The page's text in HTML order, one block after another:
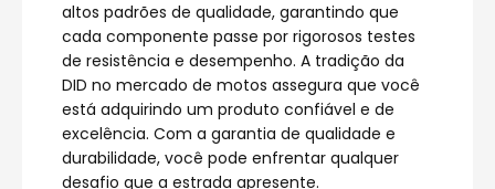
altos padrões de qualidade, garantindo que
cada componente passe por rigorosos testes
de resistência e desempenho. A tradição da
DID no mercado de motos assegura que você
está adquirindo um produto confiável e de
excelência. Com a garantia de qualidade e
durabilidade, você pode enfrentar qualquer
desafio que a estrada apresente.